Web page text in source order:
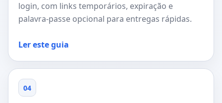
login, com links temporários, expiração e
palavra-passe opcional para entregas rápidas.
Ler este guia
04